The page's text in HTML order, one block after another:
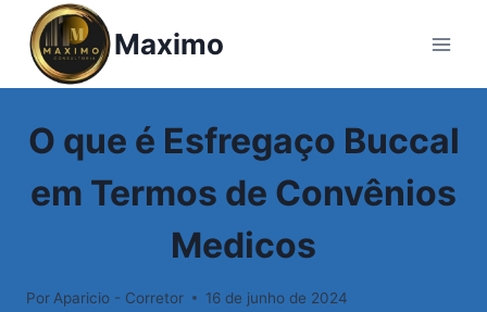
Pular
para
Maximo
O que é Esfregaço Buccal
em Termos de Convênios
Medicos
Por Aparicio - Corretor 16 de junho de 2024